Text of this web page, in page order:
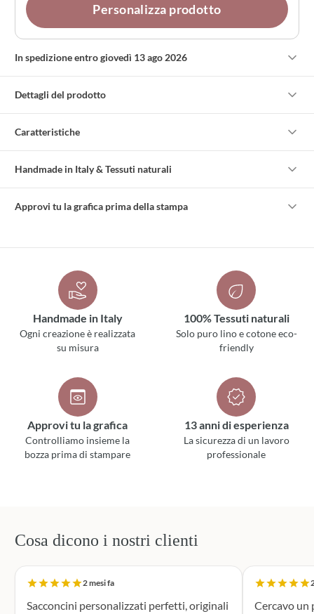
Personalizza prodotto
In spedizione entro giovedì 13 ago 2026
Dettagli del prodotto
Caratteristiche
Handmade in Italy & Tessuti naturali
Approvi tu la grafica prima della stampa
Handmade in Italy
Ogni creazione è realizzata
su misura
100% Tessuti naturali
Solo puro lino e cotone eco-
friendly
Approvi tu la grafica
Controlliamo insieme la
bozza prima di stampare
13 anni di esperienza
La sicurezza di un lavoro
professionale
Cosa dicono i nostri clienti
2 mesi fa
Sacconcini personalizzati perfetti, originali
Cercavo